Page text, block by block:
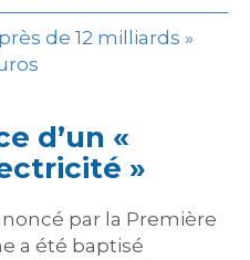
de 12 milliards »
d’un «
»
par la Première
a été baptisé